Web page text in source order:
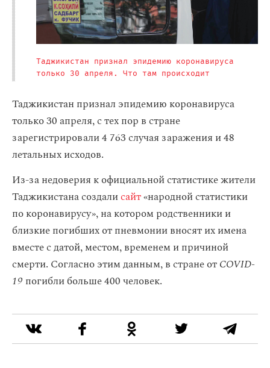
Таджикистан признал эпидемию коронавируса
только 30 апреля. Что там происходит
Таджикистан признал эпидемию коронавируса
только 30 апреля, с тех пор в стране
зарегистрировали 4 763 случая заражения и 48
летальных исходов.
Из-за недоверия к официальной статистике жители
Таджикистана создалисайт«народной статистики
по коронавирусу», на котором родственники и
близкие погибших от пневмонии вносят их имена
вместе с датой, местом, временем и причиной
смерти. Согласно этим данным, в стране отCOVID-
19 погибли больше 400 человек.